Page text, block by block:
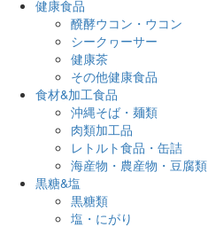
健康食品
醗酵ウコン・ウコン
シークヮーサー
健康茶
その他健康食品
食材&加工食品
沖縄そば・麺類
肉類加工品
レトルト食品・缶詰
海産物・農産物・豆腐類
黒糖&塩
黒糖類
塩・にがり